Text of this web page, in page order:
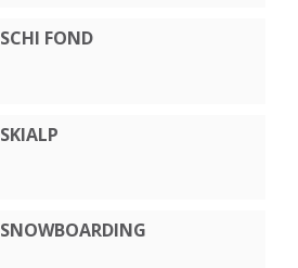
SCHI FOND
SKIALP
SNOWBOARDING